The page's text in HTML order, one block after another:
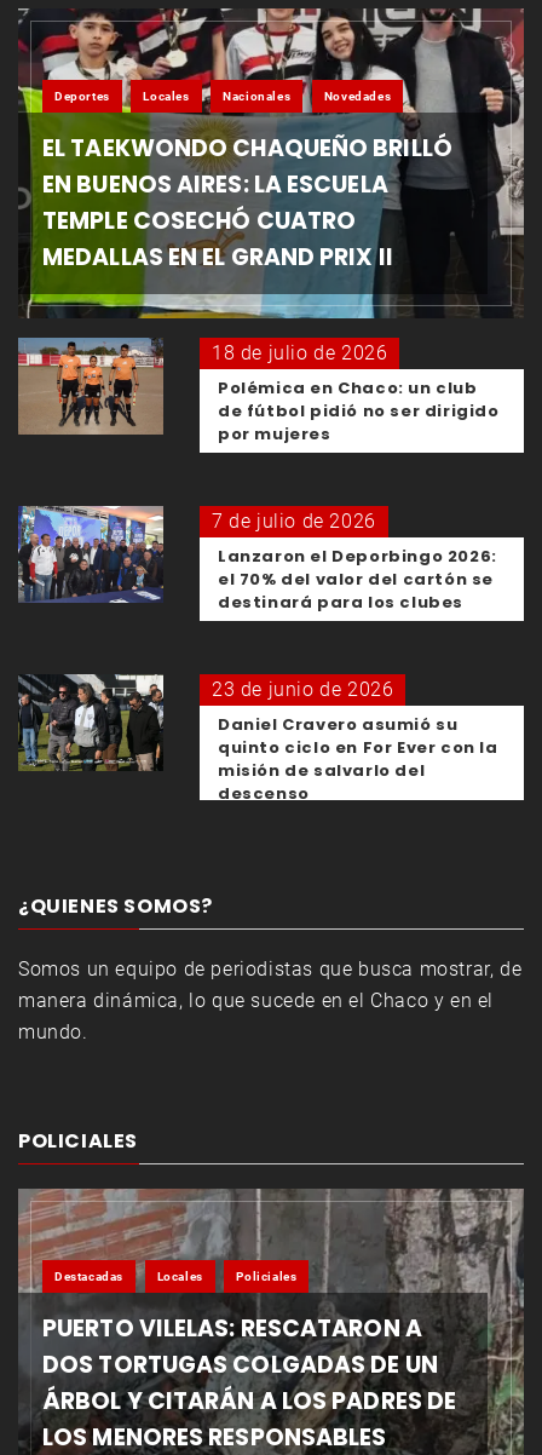
Deportes Locales Nacionales Novedades
EL TAEKWONDO CHAQUEÑO BRILLÓ
EN BUENOS AIRES: LA ESCUELA
TEMPLE COSECHÓ CUATRO
MEDALLAS EN EL GRAND PRIX II
18 de julio de 2026
Polémica en Chaco: un club
de fútbol pidió no ser dirigido
por mujeres
7 de julio de 2026
Lanzaron el Deporbingo 2026:
el 70% del valor del cartón se
destinará para los clubes
23 de junio de 2026
Daniel Cravero asumió su
quinto ciclo en For Ever con la
misión de salvarlo del
descenso
¿QUIENES SOMOS?
Somos un equipo de periodistas que busca mostrar, de
manera dinámica, lo que sucede en el Chaco y en el
mundo.
POLICIALES
Destacadas Locales Policiales
PUERTO VILELAS: RESCATARON A
DOS TORTUGAS COLGADAS DE UN
ÁRBOL Y CITARÁN A LOS PADRES DE
LOS MENORES RESPONSABLES